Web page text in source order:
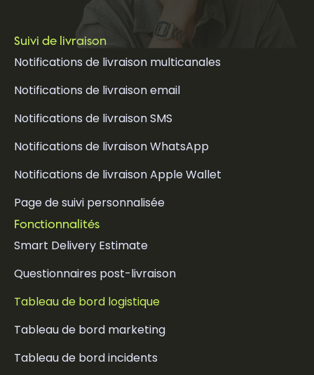
Suivi de livraison
Notifications de livraison multicanales
Notifications de livraison email
Notifications de livraison SMS
Notifications de livraison WhatsApp
Notifications de livraison Apple Wallet
Page de suivi personnalisée
Fonctionnalités
Smart Delivery Estimate
Questionnaires post-livraison
Tableau de bord logistique
Tableau de bord marketing
Tableau de bord incidents